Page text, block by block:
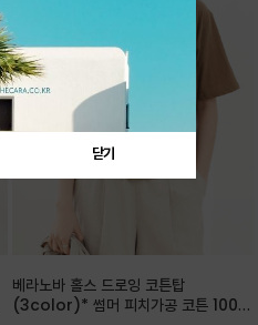
베라노바 홀스 드로잉 코튼탑
(3color)* 썸머 피치가공 코튼 100프
닫기